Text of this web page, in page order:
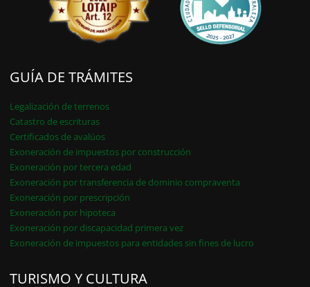
GUÍA DE TRÁMITES
Legalización de terrenos
Catastro de escrituras
Certificados de avalúos
Exoneración de impuestos por construcción
Exoneración por tercera edad
Exoneración por transferencia de dominio compraventa
Exoneración por prescripción
Exoneración por hipoteca
Exoneración por discapacidad primera vez
Exoneración de impuestos para entidades sin fines de lucro
TURISMO Y CULTURA